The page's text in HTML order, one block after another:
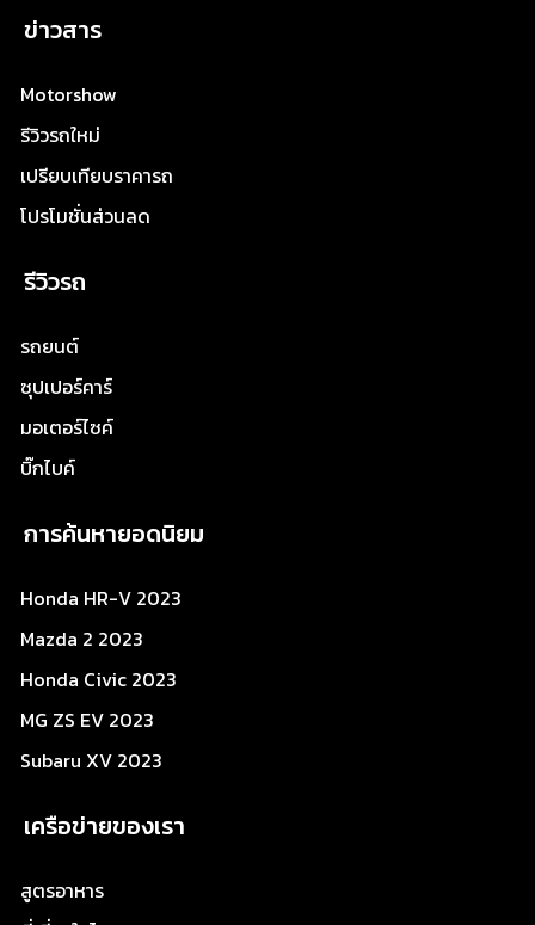
ข่าวสาร
Motorshow
รีวิวรถใหม่
เปรียบเทียบราคารถ
โปรโมชั่นส่วนลด
รีวิวรถ
รถยนต์
ซุปเปอร์คาร์
มอเตอร์ไซค์
บิ๊กไบค์
การค้นหายอดนิยม
Honda HR-V 2023
Mazda 2 2023
Honda Civic 2023
MG ZS EV 2023
Subaru XV 2023
เครือข่ายของเรา
สูตรอาหาร